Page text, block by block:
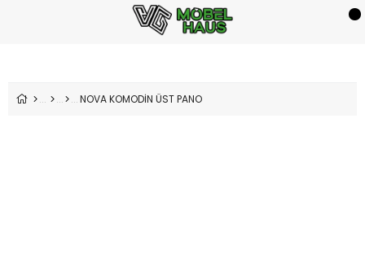
NOVA KOMODİN ÜST PANO